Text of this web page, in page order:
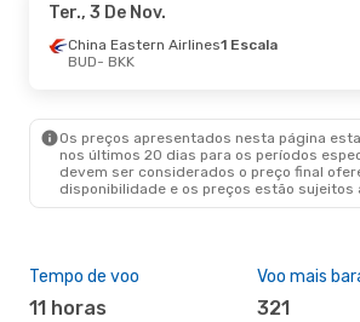
Ter., 3 De Nov.
China Eastern Airlines1 Escala
BUD- BKK
Os preços apresentados nesta página
nos últimos 20 dias para os períodos
devem ser considerados o preço final
disponibilidade e os preços estão sujeitos
Tempo de voo
11 horas
Voo mais
321